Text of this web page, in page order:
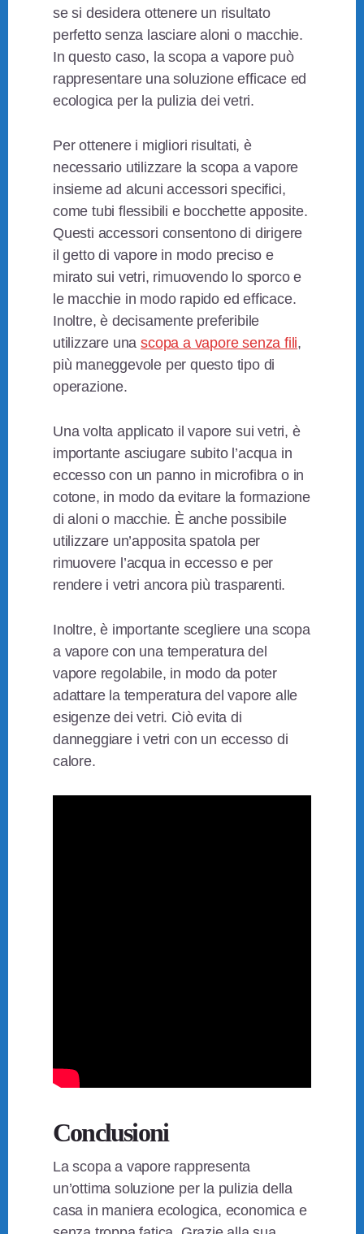
se si desidera ottenere un risultato
perfetto senza lasciare aloni o macchie.
In questo caso, la scopa a vapore può
rappresentare una soluzione efficace ed
ecologica per la pulizia dei vetri.
Per ottenere i migliori risultati, è
necessario utilizzare la scopa a vapore
insieme ad alcuni accessori specifici,
come tubi flessibili e bocchette apposite.
Questi accessori consentono di dirigere
il getto di vapore in modo preciso e
mirato sui vetri, rimuovendo lo sporco e
le macchie in modo rapido ed efficace.
Inoltre, è decisamente preferibile
utilizzare unascopa a vapore senza fili,
più maneggevole per questo tipo di
operazione.
Una volta applicato il vapore sui vetri, è
importante asciugare subito l’acqua in
eccesso con un panno in microfibra o in
cotone, in modo da evitare la formazione
di aloni o macchie. È anche possibile
utilizzare un’apposita spatola per
rimuovere l’acqua in eccesso e per
rendere i vetri ancora più trasparenti.
Inoltre, è importante scegliere una scopa
a vapore con una temperatura del
vapore regolabile, in modo da poter
adattare la temperatura del vapore alle
esigenze dei vetri. Ciò evita di
danneggiare i vetri con un eccesso di
calore.
Conclusioni
La scopa a vapore rappresenta
un’ottima soluzione per la pulizia della
casa in maniera ecologica, economica e